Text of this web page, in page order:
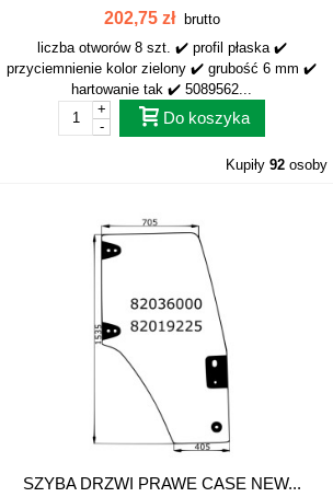
202,75 zł
brutto
liczba otworów 8 szt. ✔️ profil płaska ✔️
przyciemnienie kolor zielony ✔️ grubość 6 mm ✔️
hartowanie tak ✔️ 5089562...
-
+ Do koszyka
Kupiły92 osoby
SZYBA DRZWI PRAWE CASE NEW...